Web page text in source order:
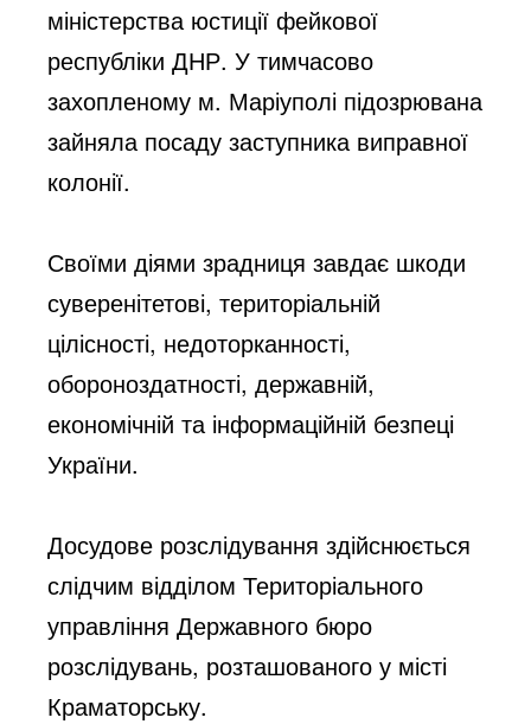
міністерства юстиції фейкової
республіки ДНР. У тимчасово
захопленому м. Маріуполі підозрювана
зайняла посаду заступника виправної
колонії.
Своїми діями зрадниця завдає шкоди
суверенітетові, територіальній
цілісності, недоторканності,
обороноздатності, державній,
економічній та інформаційній безпеці
України.
Досудове розслідування здійснюється
слідчим відділом Територіального
управління Державного бюро
розслідувань, розташованого у місті
Краматорську.